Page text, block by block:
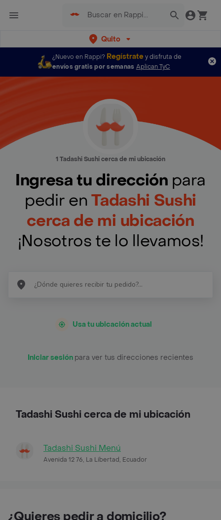
Quito
¿Nuevo en Rappi? Regístratey disfruta de
envíos gratis por semanas Aplican TyC
1 Tadashi Sushi cerca de mi ubicación
Ingresa tu dirección para
pedir enTadashi Sushi
cerca de mi ubicación
¡Nosotros te lo llevamos!
Usa tu ubicación actual
Iniciar sesión para ver tus direcciones recientes
Tadashi Sushi cerca de mi ubicación
Tadashi Sushi Menú
Avenida 12 76, La Libertad, Ecuador
¿Quieres pedir a domicilio?